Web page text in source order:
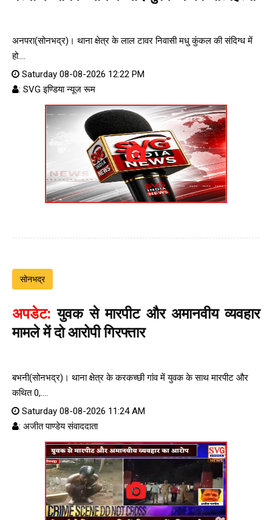
अनपरा(सोनभद्र)। थाना क्षेत्र के लाल टावर निवासी मधु कुंकल की संदिग्ध में
हो....
Saturday 08-08-2026 12:22 PM
: SVG इण्डिया न्यूज रूम
सोनभद्र
अपडेट: युवक से मारपीट और अमानवीय व्यवहार
मामले में दो आरोपी गिरफ्तार
बभनी(सोनभद्र)। थाना क्षेत्र के करकच्छी गांव में युवक के साथ मारपीट और
कथित 0,....
Saturday 08-08-2026 11:24 AM
: अजीत पाण्डेय संवाददाता